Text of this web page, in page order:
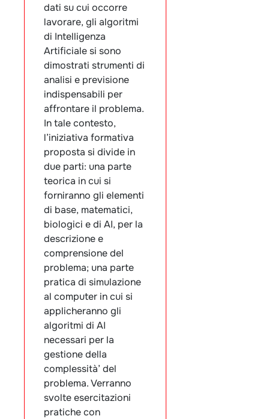
dati su cui occorre
lavorare, gli algoritmi
di Intelligenza
Artificiale si sono
dimostrati strumenti di
analisi e previsione
indispensabili per
affrontare il problema.
In tale contesto,
l’iniziativa formativa
proposta si divide in
due parti: una parte
teorica in cui si
forniranno gli elementi
di base, matematici,
biologici e di AI, per la
descrizione e
comprensione del
problema; una parte
pratica di simulazione
al computer in cui si
applicheranno gli
algoritmi di AI
necessari per la
gestione della
complessità’ del
problema. Verranno
svolte esercitazioni
pratiche con